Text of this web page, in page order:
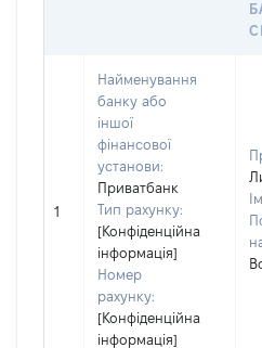
1
Найменування
банку або
іншої
фінансової
установи:
Приватбанк
Тип рахунку:
[Конфіденційна
інформація]
Номер
рахунку:
[Конфіденційна
інформація]